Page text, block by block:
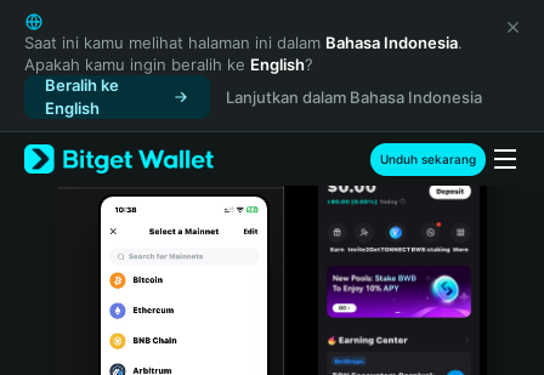
English
日本語
Tiếng Việt
Русский
Español (Latinoamérica)
Türkçe
Italiano
Português (Portugal)
Bahasa Indonesia
Saat ini kamu melihat halaman ini dalam Bahasa Indonesia.
Apakah kamu ingin beralih ke English?
Beralih ke
English
Lanjutkan dalam Bahasa Indonesia
Unduh sekarang